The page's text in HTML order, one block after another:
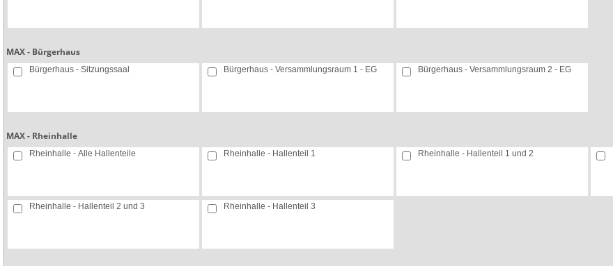
MAX - Bürgerhaus
Bürgerhaus - Sitzungssaal Bürgerhaus - Versammlungsraum 1 - EG Bürgerhaus - Versammlungsraum 2 - EG
MAX - Rheinhalle
Rheinhalle - Alle Hallenteile Rheinhalle - Hallenteil 1 Rheinhalle - Hallenteil 1 und 2
Rheinhalle - Hallenteil 2 und 3 Rheinhalle - Hallenteil 3